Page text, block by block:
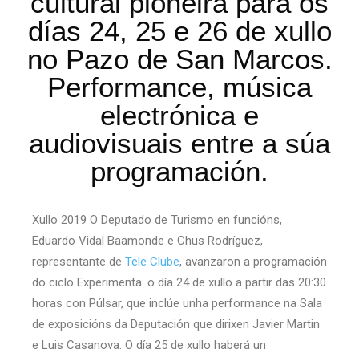
días 24, 25 e 26 de xullo
no Pazo de San Marcos.
Performance, música
electrónica e
audiovisuais entre a súa
programación.
Xullo 2019 O Deputado de Turismo en funcións,
Eduardo Vidal Baamonde e Chus Rodríguez,
representante de Tele Clube, avanzaron a programación
do ciclo Experimenta: o día 24 de xullo a partir das 20:30
horas con Púlsar, que inclúe unha performance na Sala
de exposicións da Deputación que dirixen Javier Martin
e Luis Casanova. O día 25 de xullo haberá un